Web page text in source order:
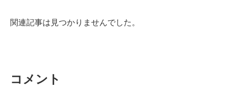
関連記事は見つかりませんでした。
コメント